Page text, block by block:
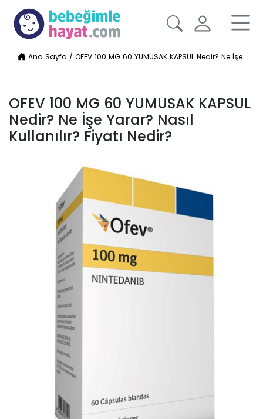
Ana Sayfa /OFEV 100 MG 60 YUMUSAK KAPSUL Nedir? Ne İşe
OFEV 100 MG 60 YUMUSAK KAPSUL
Nedir? Ne İşe Yarar? Nasıl
Kullanılır? Fiyatı Nedir?